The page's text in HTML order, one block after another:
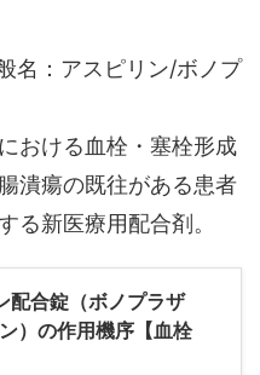
名：アスピリン/ボノプ
おける血栓・塞栓形成
潰瘍の既往がある患者
る新医療用配合剤。
配合錠（ボノプラザ
）の作用機序【血栓